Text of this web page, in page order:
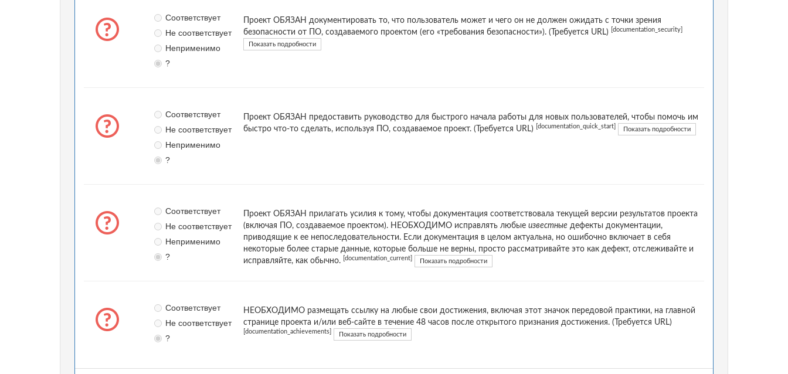
Соответствует
Не соответствует
Неприменимо
?
Проект ОБЯЗАН документировать то, что пользователь может и чего он не должен ожидать с точки зрения
безопасности от ПО, создаваемого проектом (его «требования безопасности»). (Требуется URL)
[documentation_security]
Показать подробности
Соответствует
Не соответствует
Неприменимо
?
Проект ОБЯЗАН предоставить руководство для быстрого начала работы для новых пользователей, чтобы помочь им
быстро что-то сделать, используя ПО, создаваемое проект. (Требуется URL)
[documentation_quick_start] Показать подробности
Соответствует
Не соответствует
Неприменимо
?
Проект ОБЯЗАН прилагать усилия к тому, чтобы документация соответствовала текущей версии результатов проекта
(включая ПО, создаваемое проектом). НЕОБХОДИМО исправлять любые известные дефекты документации,
приводящие к ее непоследовательности. Если документация в целом актуальна, но ошибочно включает в себя
некоторые более старые данные, которые больше не верны, просто рассматривайте это как дефект, отслеживайте и
исправляйте, как обычно.
[documentation_current] Показать подробности
Соответствует
Не соответствует
?
НЕОБХОДИМО размещать ссылку на любые свои достижения, включая этот значок передовой практики, на главной
странице проекта и/или веб-сайте в течение 48 часов после открытого признания достижения. (Требуется URL)
[documentation_achievements] Показать подробности